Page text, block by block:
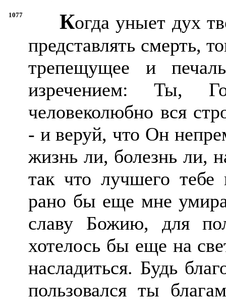
1077 Когда уныет дух
представлять смерть,
трепещущее и
изречением: Ты,
человеколюбно вся
- и веруй, что Он
жизнь ли, болезнь ли,
так что лучшего
рано бы еще мне
славу Божию, для
хотелось бы еще на
насладиться. Будь
пользовался ты